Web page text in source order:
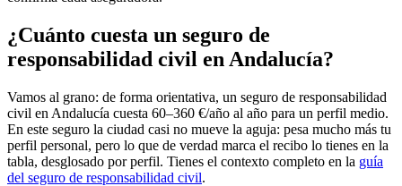
¿Cuánto cuesta un seguro de
responsabilidad civil en Andalucía?
Vamos al grano: de forma orientativa, un seguro de responsabilidad
civil en Andalucía cuesta 60–360 €/año al año para un perfil medio.
En este seguro la ciudad casi no mueve la aguja: pesa mucho más tu
perfil personal, pero lo que de verdad marca el recibo lo tienes en la
tabla, desglosado por perfil. Tienes el contexto completo en la guía
del seguro de responsabilidad civil.